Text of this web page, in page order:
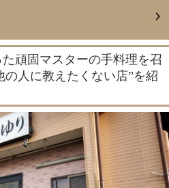
頑固マスターの手料理を召
の人に教えたくない店”を紹